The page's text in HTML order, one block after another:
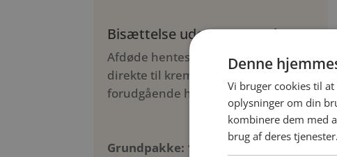
Bisættelse uden ceremoni
Afdøde hentes i rustvogn og køres
direkte til krematoriet uden
forudgående højtidelighed.
Grundpakke: 10.885 kr.
Denne
Vi bruger cookies til
oplysninger om din
kombinere dem med
brug af deres tjenester.